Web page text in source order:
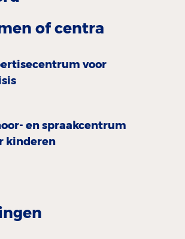
of centra
voor
en spraak­centrum
kinderen